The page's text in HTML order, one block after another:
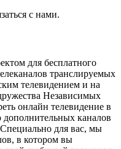
с нами.
для бесплатного
транслируемых
телевидением и на
Независимых
онлайн телевидение в
каналов
для вас, мы
в котором вы